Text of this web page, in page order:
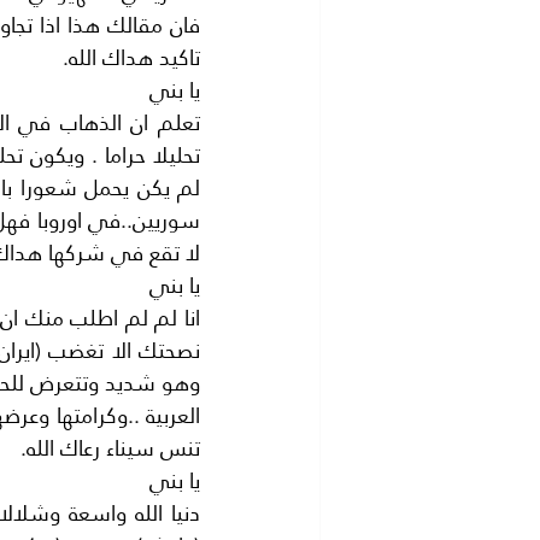
تاكيد هداك الله.
يا بني
لا تقع في شركها
يا بني
تنس سيناء رعاك الله.
يا بني